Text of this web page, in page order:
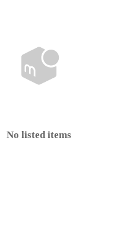
No listed items